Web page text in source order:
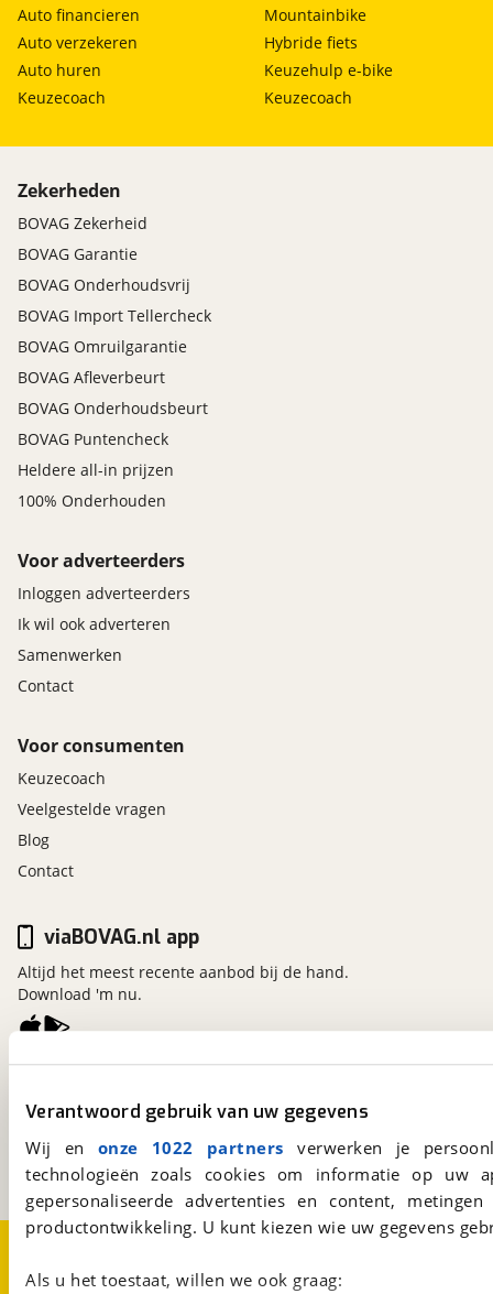
Verantwoord gebruik van uw gegevens
Wij en onze 1022 partners verwerken je
technologieën zoals cookies om informatie op
gepersonaliseerde advertenties en content,
productontwikkeling. U kunt kiezen wie uw gegevens
Als u het toestaat, willen we ook graag:
Auto financieren
Auto verzekeren
Auto huren
Keuzecoach
Mountainbike
Hybride fiets
Keuzehulp e-bike
Keuzecoach
Zekerheden
BOVAG Zekerheid
BOVAG Garantie
BOVAG Onderhoudsvrij
BOVAG Import Tellercheck
BOVAG Omruilgarantie
BOVAG Afleverbeurt
BOVAG Onderhoudsbeurt
BOVAG Puntencheck
Heldere all-in prijzen
100% Onderhouden
Voor adverteerders
Inloggen adverteerders
Ik wil ook adverteren
Samenwerken
Contact
Voor consumenten
Keuzecoach
Veelgestelde vragen
Blog
Contact
Kosterijland15
Bunnik
Een initiatief van
BOVAG
viaBOVAG.nl app
Altijd het meest recente aanbod bij de hand.
Download 'm nu.
Over viaBOVAG.nl
Disclaimer- en Privacyverklaring